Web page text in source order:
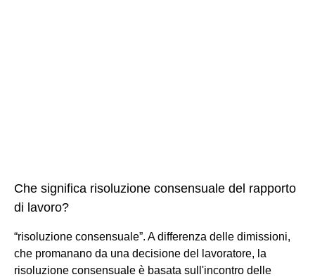
Che significa risoluzione consensuale del rapporto
di lavoro?
“risoluzione consensuale”. A differenza delle dimissioni,
che promanano da una decisione del lavoratore, la
risoluzione consensuale è basata sull'incontro delle